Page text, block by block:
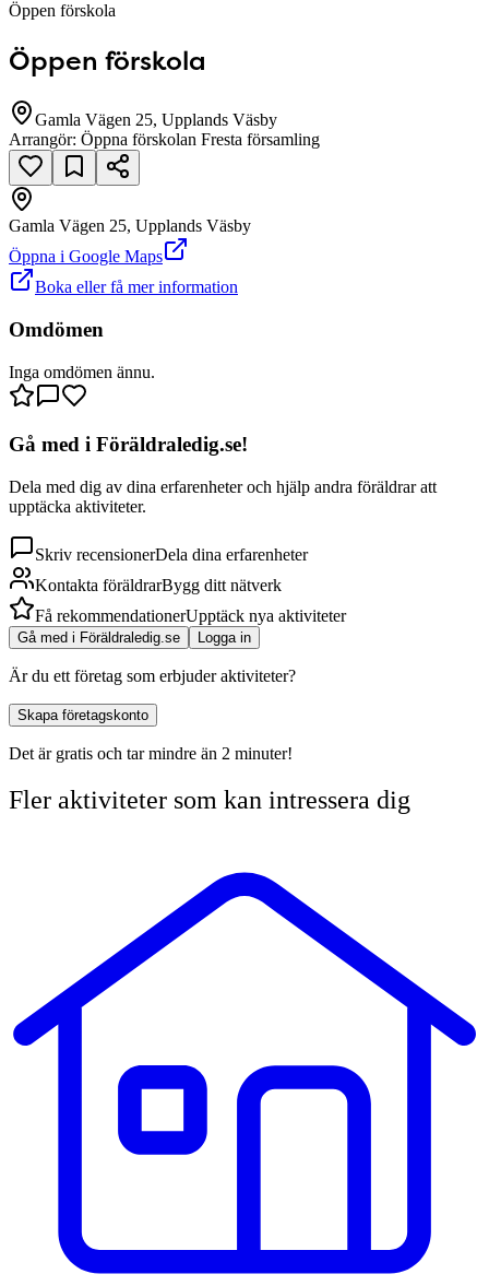
Öppen förskola
Öppen förskola
Gamla Vägen 25, Upplands Väsby
Arrangör: Öppna förskolan Fresta församling
Gamla Vägen 25
Gamla Vägen 25, Upplands Väsby
Öppna i Google Maps
Boka eller få mer information
Omdömen
Inga omdömen ännu.
Gå med i Föräldraledig.se!
Dela med dig av dina erfarenheter och hjälp andra föräldrar att
upptäcka aktiviteter.
Skriv recensionerDela dina erfarenheter
Kontakta föräldrarBygg ditt nätverk
Få rekommendationerUpptäck nya aktiviteter
Gå med i Föräldraledig.se Logga in
Är du ett företag som erbjuder aktiviteter?
Skapa företagskonto
Det är gratis och tar mindre än 2 minuter!
Fler aktiviteter som kan intressera dig